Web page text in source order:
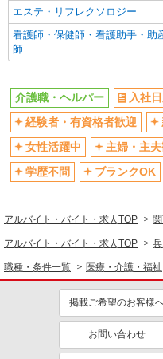
フルタイム歓迎
駅直結・駅チカ
バイク通勤OK
社会保険あり
退職金・財形貯蓄制度あり
制服貸与
資格取得支援制度あり
医療
介護職・ヘルパー
同じ特徴から求人を探す
未経験歓迎
ボーナス・賞与あり
エステ・リフレクソロジー
看護師・保健師・看護助手・助
師
介護職・ヘルパー 入社
経験者・有資格者歓迎
女性活躍中
主婦・主
学歴不問
ブランクOK
アルバイト・バイト・求人TOP
アルバイト・バイト・求人TOP
職種・条件一覧 医療・介護・福祉
掲載ご希望のお客様
お問い合わせ